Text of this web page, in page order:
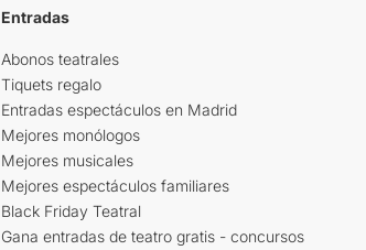
Entradas
Abonos teatrales
Tiquets regalo
Entradas espectáculos en Madrid
Mejores monólogos
Mejores musicales
Mejores espectáculos familiares
Black Friday Teatral
Gana entradas de teatro gratis - concursos